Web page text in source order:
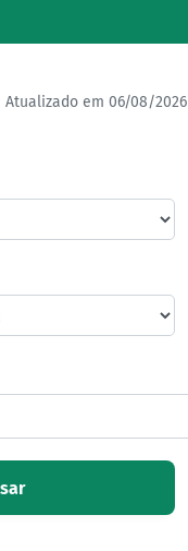
Atualizado em 06/08/2026